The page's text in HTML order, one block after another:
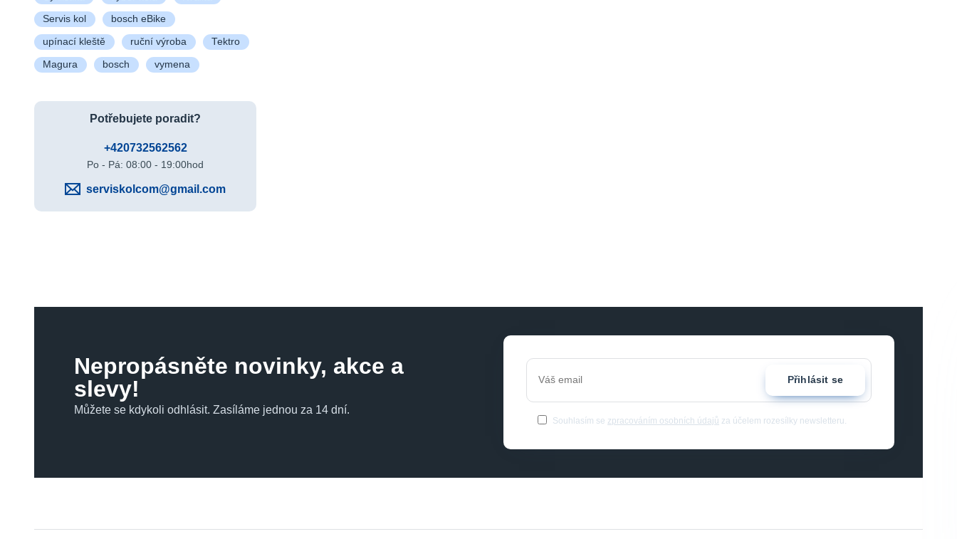
Servis kol bosch eBike
upínací kleště ruční výroba Tektro
Magura bosch vymena
Potřebujete poradit?
+420732562562
Po - Pá: 08:00 - 19:00hod
serviskolcom@gmail.com
Nepropásněte novinky, akce a
slevy!
Můžete se kdykoli odhlásit. Zasíláme jednou za 14 dní.
Přihlásit se
Souhlasím se zpracováním osobních údajů za účelem rozesílky newsletteru.